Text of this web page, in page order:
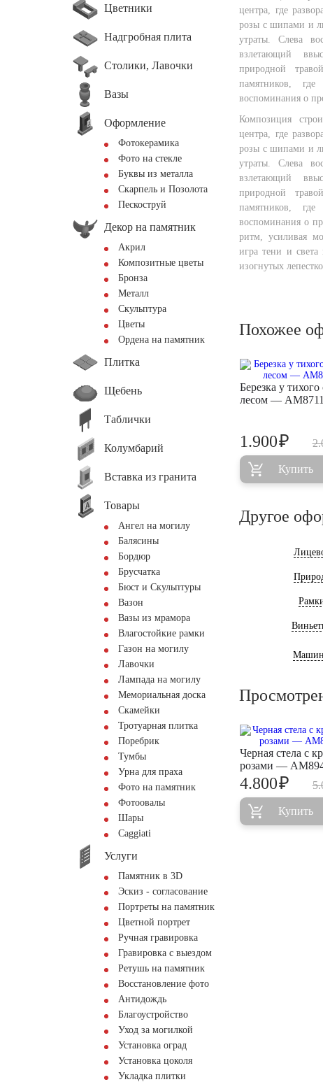
Цветники
Надгробная плита
Столики, Лавочки
Вазы
Оформление
Фотокерамика
Фото на стекле
Буквы из металла
Скарпель и Позолота
Пескоструй
Декор на памятник
Акрил
Композитные цветы
Бронза
Металл
Скульптура
Цветы
Ордена на памятник
Плитка
Щебень
Таблички
Колумбарий
Вставка из гранита
Товары
Ангел на могилу
Балясины
Бордюр
Брусчатка
Бюст и Скульптуры
Вазон
Вазы из мрамора
Влагостойкие рамки
Газон на могилу
Лавочки
Лампада на могилу
Мемориальная доска
Скамейки
Тротуарная плитка
Поребрик
Тумбы
Урна для праха
Фото на памятник
Фотоовалы
Шары
Сaggiati
Услуги
Памятник в 3D
Эскиз - согласование
Портреты на памятник
Цветной портрет
Ручная гравировка
Гравировка с выездом
Ретушь на памятник
Восстановление фото
Антидождь
Благоустройство
Уход за могилкой
Установка оград
Установка цоколя
Укладка плитки
центра, где
розы с шипами и
утраты. Слева
взлетающий
природной
памятников,
воспоминания о
Композиция
центра, где
розы с шипами и
утраты. Слева
взлетающий
природной
памятников,
воспоминания о
ритм, усиливая
игра тени и
изогнутых
Похожее
Березка у тихого
лесом — AM8711
1.900₽
Купить
Другое
Черная стела с
розами —
4.800₽
Купить